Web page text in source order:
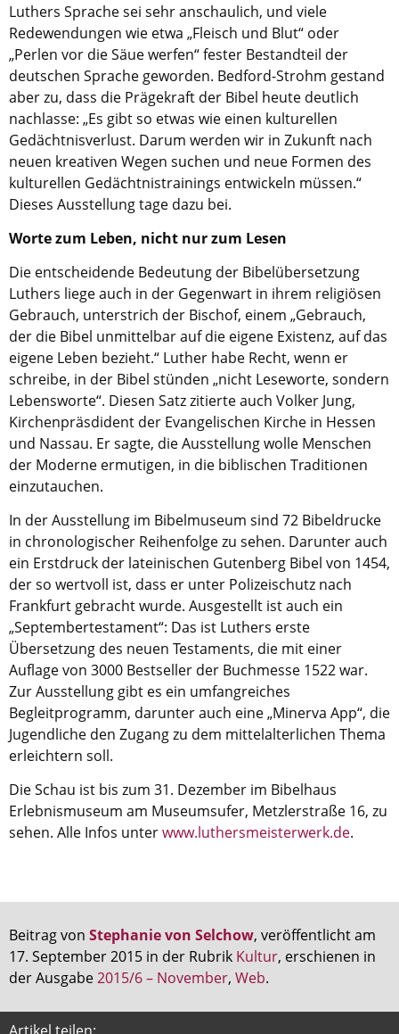
Luthers Sprache sei sehr anschaulich, und viele
Redewendungen wie etwa „Fleisch und Blut“ oder
„Perlen vor die Säue werfen“ fester Bestandteil der
deutschen Sprache geworden. Bedford-Strohm gestand
aber zu, dass die Prägekraft der Bibel heute deutlich
nachlasse: „Es gibt so etwas wie einen kulturellen
Gedächtnisverlust. Darum werden wir in Zukunft nach
neuen kreativen Wegen suchen und neue Formen des
kulturellen Gedächtnistrainings entwickeln müssen.“
Dieses Ausstellung tage dazu bei.
Worte zum Leben, nicht nur zum Lesen
Die entscheidende Bedeutung der Bibelübersetzung
Luthers liege auch in der Gegenwart in ihrem religiösen
Gebrauch, unterstrich der Bischof, einem „Gebrauch,
der die Bibel unmittelbar auf die eigene Existenz, auf das
eigene Leben bezieht.“ Luther habe Recht, wenn er
schreibe, in der Bibel stünden „nicht Leseworte, sondern
Lebensworte“. Diesen Satz zitierte auch Volker Jung,
Kirchenpräsdident der Evangelischen Kirche in Hessen
und Nassau. Er sagte, die Ausstellung wolle Menschen
der Moderne ermutigen, in die biblischen Traditionen
einzutauchen.
In der Ausstellung im Bibelmuseum sind 72 Bibeldrucke
in chronologischer Reihenfolge zu sehen. Darunter auch
ein Erstdruck der lateinischen Gutenberg Bibel von 1454,
der so wertvoll ist, dass er unter Polizeischutz nach
Frankfurt gebracht wurde. Ausgestellt ist auch ein
„Septembertestament“: Das ist Luthers erste
Übersetzung des neuen Testaments, die mit einer
Auflage von 3000 Bestseller der Buchmesse 1522 war.
Zur Ausstellung gibt es ein umfangreiches
Begleitprogramm, darunter auch eine „Minerva App“, die
Jugendliche den Zugang zu dem mittelalterlichen Thema
erleichtern soll.
Die Schau ist bis zum 31. Dezember im Bibelhaus
Erlebnismuseum am Museumsufer, Metzlerstraße 16, zu
sehen. Alle Infos unterwww.luthersmeisterwerk.de.
Beitrag von Stephanie von Selchow, veröffentlicht am
17. September 2015 in der Rubrik Kultur, erschienen in
der Ausgabe2015/6 – November, Web.